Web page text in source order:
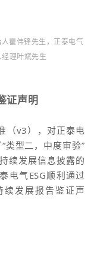
瞿伟锋先生，正泰电气
理叶斌先生
证声明
（v3），对正泰电
类型二，中度审验”
续发展信息披露的
电气ESG顺利通过
续发展报告鉴证声